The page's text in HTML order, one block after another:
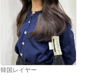
韓国レイヤー